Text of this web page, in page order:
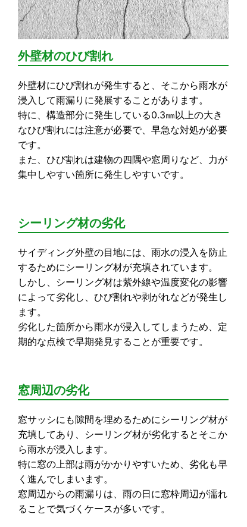
外壁材のひび割れ
外壁材にひび割れが発生すると、そこから雨水が
浸入して雨漏りに発展することがあります。
特に、構造部分に発生している0.3㎜以上の大き
なひび割れには注意が必要で、早急な対処が必要
です。
また、ひび割れは建物の四隅や窓周りなど、力が
集中しやすい箇所に発生しやすいです。
シーリング材の劣化
サイディング外壁の目地には、雨水の浸入を防止
するためにシーリング材が充填されています。
しかし、シーリング材は紫外線や温度変化の影響
によって劣化し、ひび割れや剥がれなどが発生し
ます。
劣化した箇所から雨水が浸入してしまうため、定
期的な点検で早期発見することが重要です。
窓周辺の劣化
窓サッシにも隙間を埋めるためにシーリング材が
充填してあり、シーリング材が劣化するとそこか
ら雨水が浸入します。
特に窓の上部は雨がかかりやすいため、劣化も早
く進んでしまいます。
窓周辺からの雨漏りは、雨の日に窓枠周辺が濡れ
ることで気づくケースが多いです。